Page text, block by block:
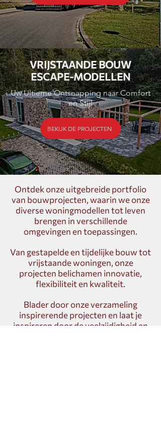
VRIJSTAANDE BOUW
ESCAPE-MODELLEN
Uw Ultieme Ontsnapping naar Comfort
en Stijl
BEKIJK DE PROJECTEN
Ontdek onze uitgebreide portfolio
van bouwprojecten, waarin we onze
diverse woningmodellen tot leven
brengen in verschillende
omgevingen en toepassingen.
Van gestapelde en tijdelijke bouw tot
vrijstaande woningen, onze
projecten belichamen innovatie,
flexibiliteit en kwaliteit.
Blader door onze verzameling
inspirerende projecten en laat je
inspireren door de veelzijdigheid en